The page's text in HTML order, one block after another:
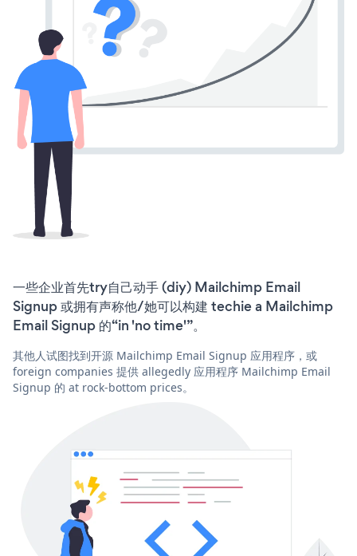
一些企业首先try自己动手 (diy) Mailchimp Email
Signup 或拥有声称他/她可以构建 techie a Mailchimp
Email Signup 的“in 'no time'”。
其他人试图找到开源 Mailchimp Email Signup 应用程序，或
foreign companies 提供 allegedly 应用程序 Mailchimp Email
Signup 的 at rock-bottom prices。